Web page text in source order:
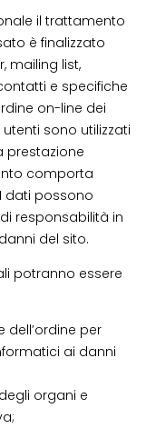
il trattamento
è finalizzato
mailing list,
e specifiche
on-line dei
sono utilizzati
prestazione
comporta
dati possono
responsabilità in
del sito.
potranno essere
dell’ordine per
ai danni
organi e